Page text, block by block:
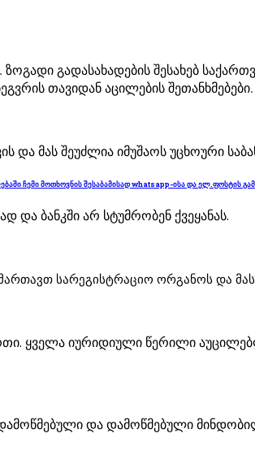
ზოგადი გადასახადების შესახებ
თავიდან აცილების შეთანხმებები.
მას შეუძლია იმუშაოს უცხოური
ჩემი მოთხოვნის შესაბამისად whatsapp-ისა და ელ.ფოსტის
და ბანკში არ სტუმრობენ ქვეყანას.
სარეგისტრაციო ორგანოს და
ყველა იურიდიული წერილი
დამოწმებული და დამოწმებული